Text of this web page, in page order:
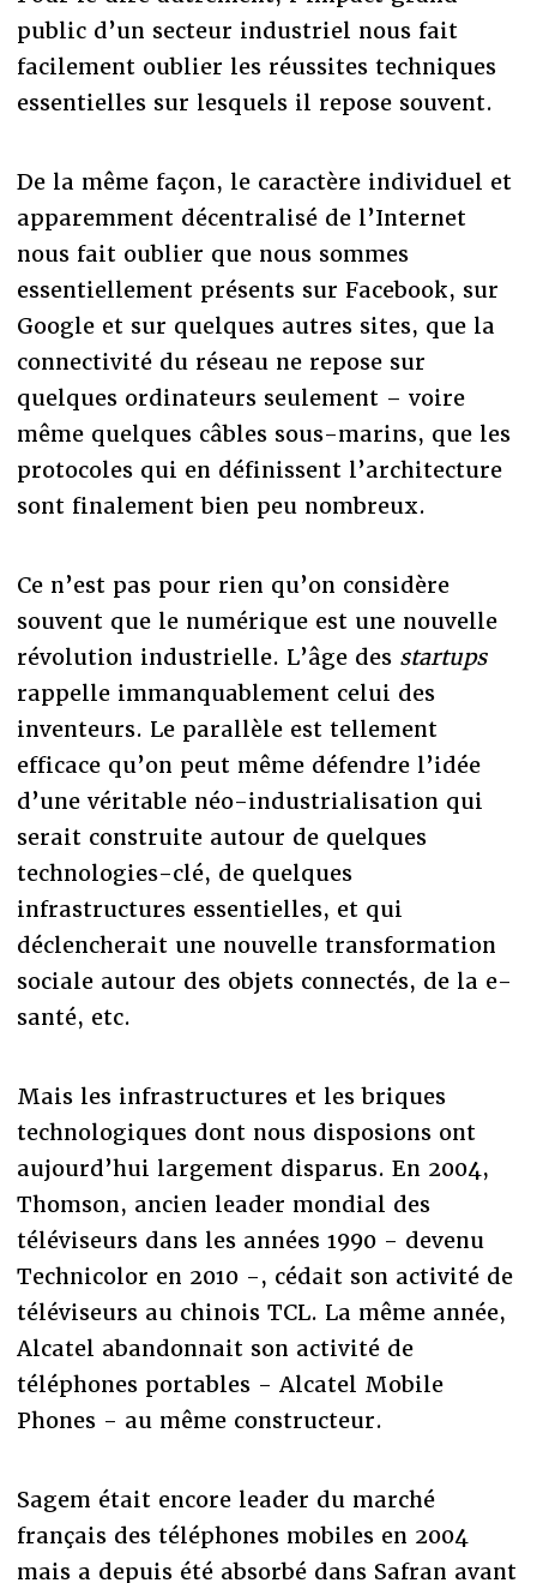
public d’un secteur industriel nous fait
facilement oublier les réussites techniques
essentielles sur lesquels il repose souvent.
De la même façon, le caractère individuel et
apparemment décentralisé de l’Internet
nous fait oublier que nous sommes
essentiellement présents sur Facebook, sur
Google et sur quelques autres sites, que la
connectivité du réseau ne repose sur
quelques ordinateurs seulement – voire
même quelques câbles sous-marins, que les
protocoles qui en définissent l’architecture
sont finalement bien peu nombreux.
Ce n’est pas pour rien qu’on considère
souvent que le numérique est une nouvelle
révolution industrielle. L’âge des startups
rappelle immanquablement celui des
inventeurs. Le parallèle est tellement
efficace qu’on peut même défendre l’idée
d’une véritable néo-industrialisation qui
serait construite autour de quelques
technologies-clé, de quelques
infrastructures essentielles, et qui
déclencherait une nouvelle transformation
sociale autour des objets connectés, de la e-
santé, etc.
Mais les infrastructures et les briques
technologiques dont nous disposions ont
aujourd’hui largement disparus. En 2004,
Thomson, ancien leader mondial des
téléviseurs dans les années 1990 - devenu
Technicolor en 2010 -, cédait son activité de
téléviseurs au chinois TCL. La même année,
Alcatel abandonnait son activité de
téléphones portables - Alcatel Mobile
Phones - au même constructeur.
Sagem était encore leader du marché
français des téléphones mobiles en 2004
mais a depuis été absorbé dans Safran avant